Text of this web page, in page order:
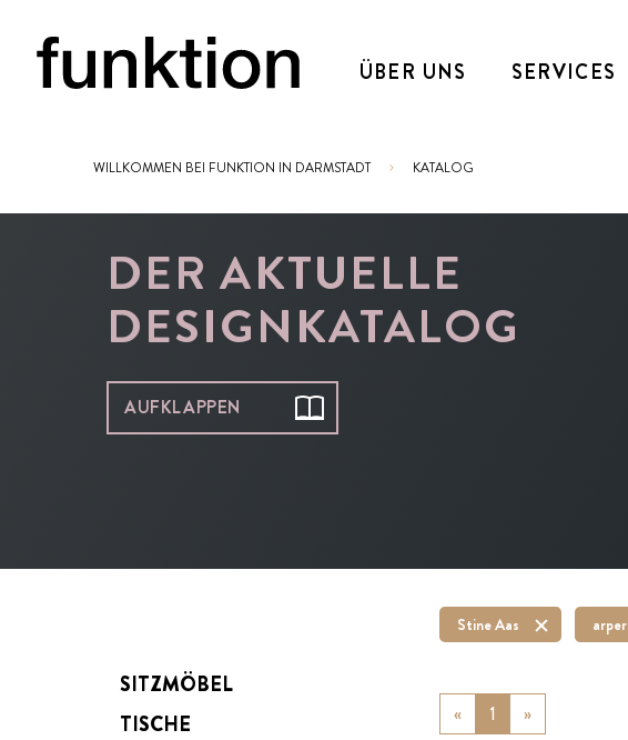
ÜBER UNS SERVICES
Sie sind hier:
WILLKOMMEN BEI FUNKTION IN DARMSTADT KATALOG
DER AKTUELLE
DESIGNKATALOG
AUFKLAPPEN
SITZMÖBEL
TISCHE
Stine Aas arper
« Previous
1 »